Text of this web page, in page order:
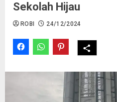
Sekolah Hijau
ROBI 24/12/2024